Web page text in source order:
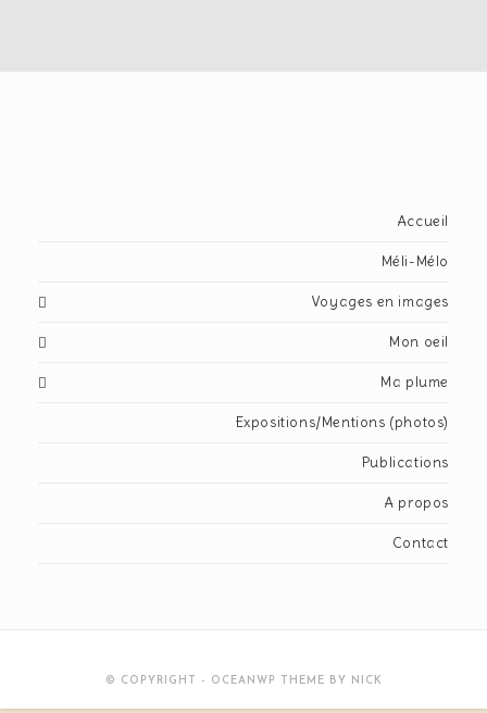
Accueil
Méli-Mélo
Voyages en images
Mon oeil
Ma plume
Expositions/Mentions (photos)
Publications
A propos
Contact
© COPYRIGHT - OCEANWP THEME BY NICK